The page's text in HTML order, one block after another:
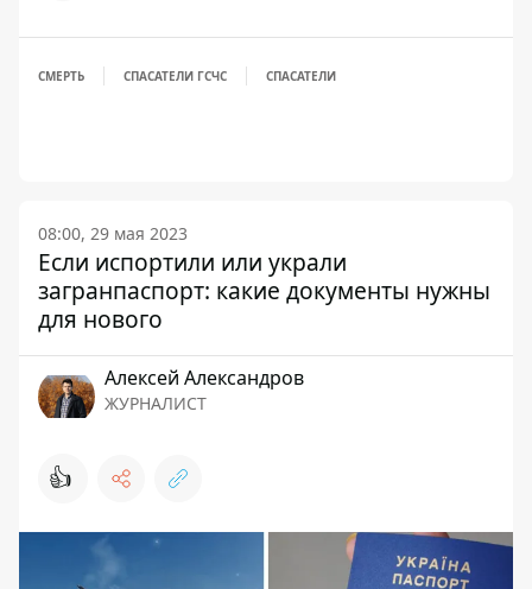
СМЕРТЬ СПАСАТЕЛИ ГСЧС СПАСАТЕЛИ
08:00, 29 мая 2023
Если испортили или украли
загранпаспорт: какие документы нужны
для нового
Алексей Александров
ЖУРНАЛИСТ
👍